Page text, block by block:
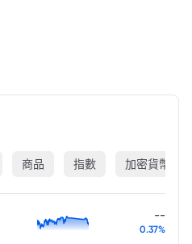
商品 指數 加密貨幣
--
0.37%